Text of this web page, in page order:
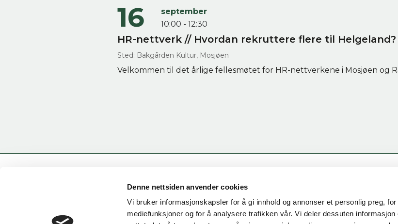
Denne nettsiden anvender cookies
Vi bruker informasjonskapsler for å gi innhold og annonser et personlig preg,
mediefunksjoner og for å analysere trafikken vår. Vi deler dessuten
16
september
10:00 - 12:30
HR-nettverk // Hvordan rekruttere flere til Helgeland?
Sted: Bakgården Kultur, Mosjøen
Velkommen til det årlige fellesmøtet for HR-nettverkene i Mosjøen og
Fridtjof Nansens gate 21
8622 Mo i Rana